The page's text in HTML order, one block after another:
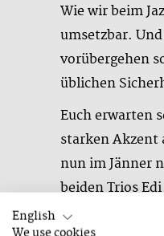
Wie wir beim
umsetzbar.
vorübergehen
üblichen
Euch erwarten
starken Akzent
nun im Jänner
beiden Trios
wird ihr Album
English